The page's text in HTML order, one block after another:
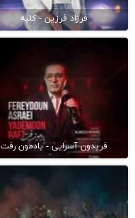
فرزاد فرزین - کلبه
فریدون آسرایی - یادمون رفت